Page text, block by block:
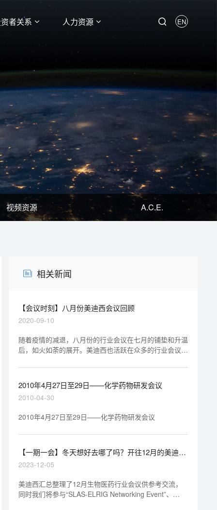
者关系 人力资源 EN
视频资源 A.C.E.
相关新闻
【会议时刻】八月份美迪西会议回顾
2020-09-10
随着疫情的减退，八月份的行业会议在七月的铺垫和升温
后，如火如荼的展开。美迪西也活跃在众多的行业会议
“创新驱动，质量至上”信条和精神面貌展现给参会的各位
同仁。
2010年4月27日至29日——化学药物研发会议
2010-04-30
2010年4月27日至29日——化学药物研发会议
【一期一会】冬天想好去哪了吗？开往12月的美迪西
会议列车，快来Join吧！
2023-12-05
美迪西汇总整理了12月生物医药行业会议供参考交流，
同时我们将参与“SLAS-ELRIG Networking Event”、